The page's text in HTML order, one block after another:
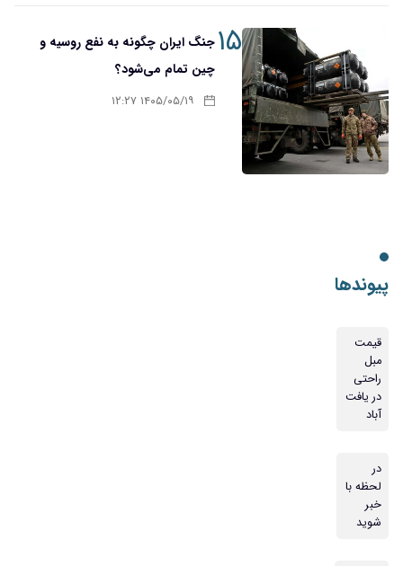
۱۵جنگ ایران چگونه به نفع روسیه و
چین تمام می‌شود؟
۱۴۰۵/۰۵/۱۹ ۱۲:۲۷
پیوندها
قیمت
مبل
راحتی
در یافت
آباد
در
لحظه با
خبر
شوید